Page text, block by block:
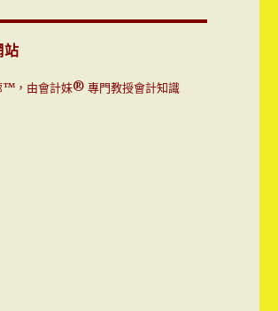
站
™，由會計妹® 專門教授會計知識